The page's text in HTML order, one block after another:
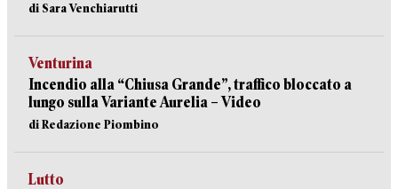
di Sara Venchiarutti
Venturina
Incendio alla “Chiusa Grande”, traffico bloccato a
lungo sulla Variante Aurelia – Video
di Redazione Piombino
Lutto